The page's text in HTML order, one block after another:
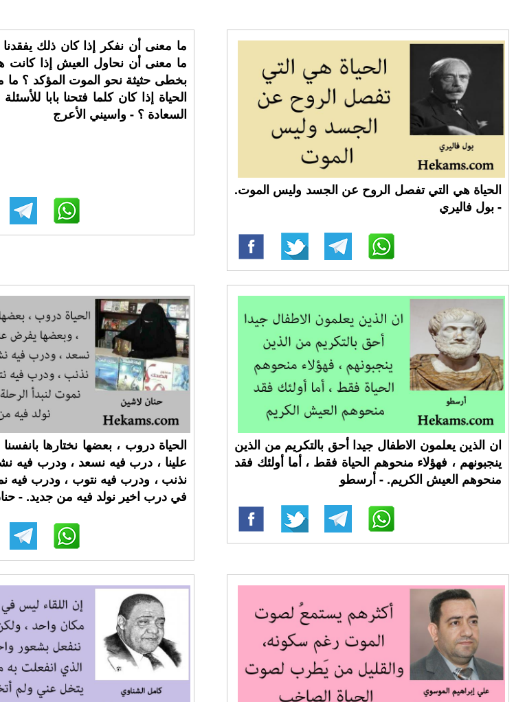
ما معنى أن نفكر إذا كان ذلك
ما معنى أن نحاول العيش إذا كانت
بخطى حثيثة نحو الموت المؤكد ؟
الحياة إذا كان كلما فتحنا بابا
السعادة ؟ - واسيني الأعرج
الحياة هي التي تفصل الروح عن الجسد وليس الموت.
- بول فاليري
الحياة دروب ، بعضها نختارها
علينا ، درب فيه نسعد ، ودرب فيه
نذنب ، ودرب فيه نتوب ، ودرب فيه
في درب اخير نولد فيه من جديد. -
ان الذين يعلمون الاطفال جيدا أحق بالتكريم من الذين
ينجبونهم ، فهؤلاء منحوهم الحياة فقط ، أما أولئك فقد
منحوهم العيش الكريم. - أرسطو